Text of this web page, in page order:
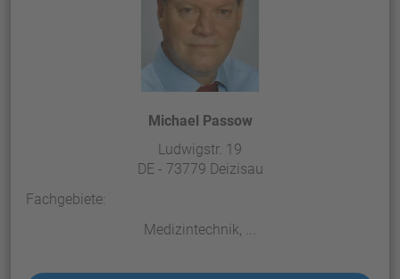
Michael Passow
Ludwigstr. 19
DE - 73779 Deizisau
Fachgebiete:
Medizintechnik, ...